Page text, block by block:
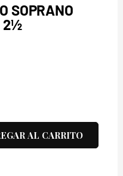
SOPRANO
2½
AL CARRITO